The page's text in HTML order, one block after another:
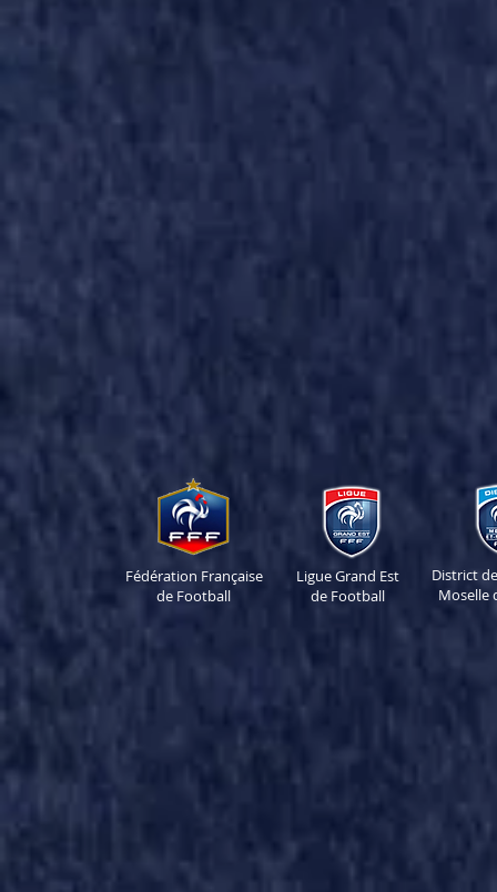
Fédération Française
de Football
Ligue Grand Est
de Football
District
Moselle